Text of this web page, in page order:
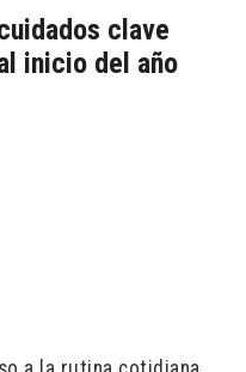
clave
inicio del año